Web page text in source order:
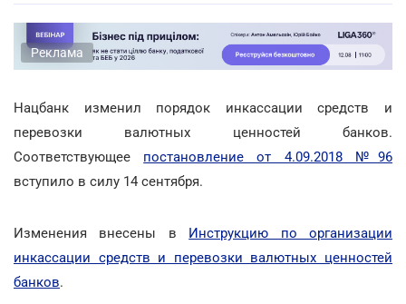
Реклама
Нацбанк изменил порядок инкассации средств и
перевозки валютных ценностей банков.
Соответствующее постановление от 4.09.2018 №96
вступило в силу 14 сентября.
Изменения внесены в Инструкцию по организации
инкассации средств и перевозки валютных ценностей
банков.